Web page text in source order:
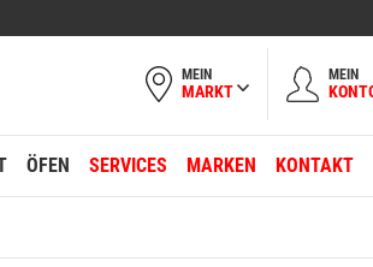
MEIN
MARKT
MEIN
ÖFEN SERVICES MARKEN KONTAKT